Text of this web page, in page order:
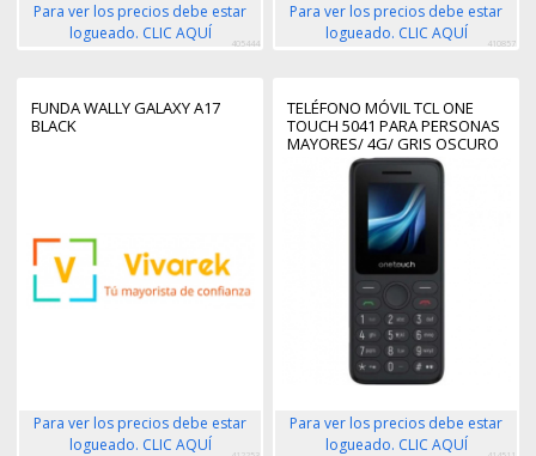
Para ver los precios debe estar
logueado. CLIC AQUÍ
405444
Para ver los precios debe estar
logueado. CLIC AQUÍ
410857
FUNDA WALLY GALAXY A17
BLACK
Para ver los precios debe estar
logueado. CLIC AQUÍ
TELÉFONO MÓVIL TCL ONE
TOUCH 5041 PARA PERSONAS
MAYORES/ 4G/ GRIS OSCURO
Para ver los precios debe estar
logueado. CLIC AQUÍ